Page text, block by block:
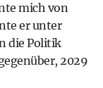
mich von
er unter
die Politik
2029